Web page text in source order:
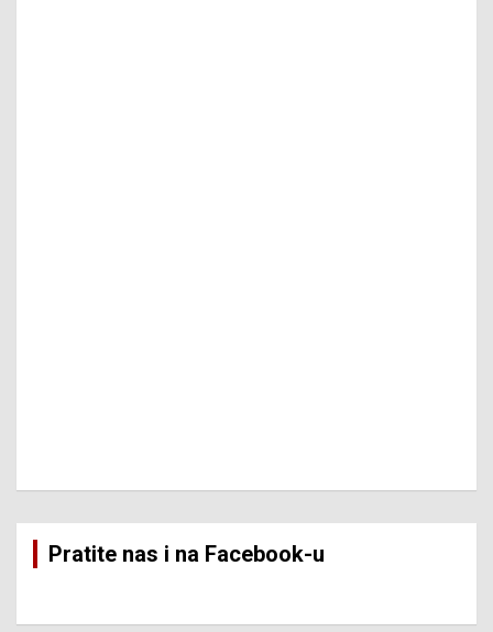
Pratite nas i na Facebook-u